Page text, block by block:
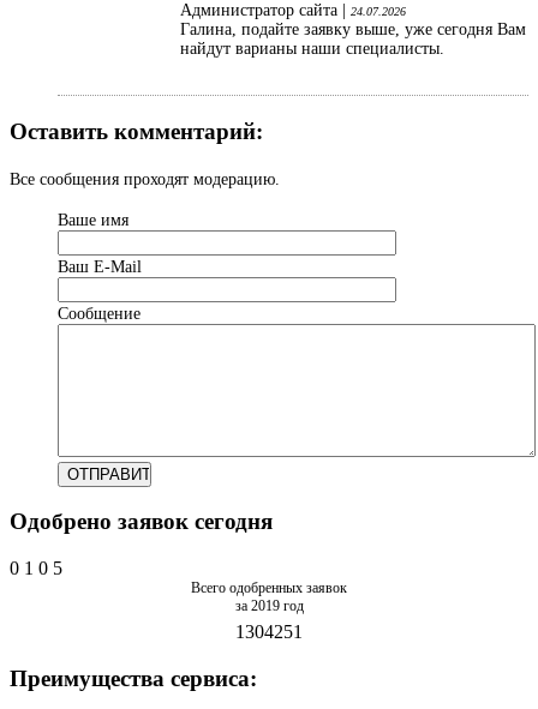
Администратор сайта | 24.07.2026
Галина, подайте заявку выше, уже сегодня Вам
найдут варианы наши специалисты.
Оставить комментарий:
Все сообщения проходят модерацию.
Ваше имя
Ваш Е-Mail
Сообщение
Одобрено заявок сегодня
0 1 0 5
Всего одобренных заявок
за 2019 год
1304251
Преимущества сервиса: